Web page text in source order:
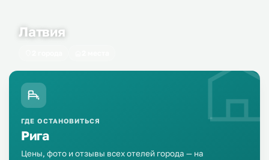
Латвия
ГДЕ ОСТАНОВИТЬСЯ
Рига
Цены, фото и отзывы всех отелей города — на